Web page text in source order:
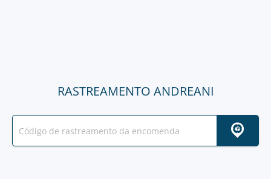
RASTREAMENTO ANDREANI